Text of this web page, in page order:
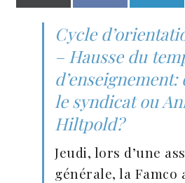
Cycle
– Hausse du
le syndicat ou
Hiltpold?
Jeudi, lors d’une
générale, la Famco